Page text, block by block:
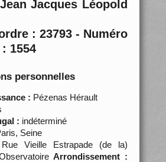
Jacques Léopold
: 23793 - Numéro
1554
personnelles
: Pézenas Hérault
: indéterminé
Seine
Rue Vieille Estrapade (de la)
Arrondissement :